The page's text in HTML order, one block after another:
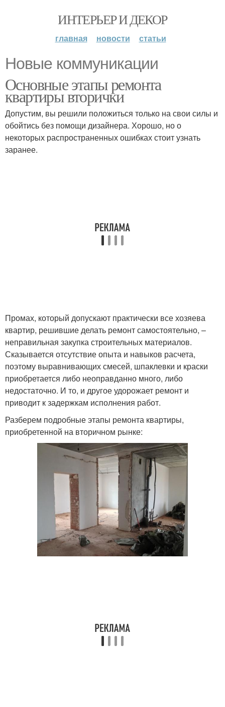
ИНТЕРЬЕР И ДЕКОР
главная новости статьи
Новые коммуникации
Основные этапы ремонта
квартиры вторички
Допустим, вы решили положиться только на свои силы и
обойтись без помощи дизайнера. Хорошо, но о
некоторых распространенных ошибках стоит узнать
заранее.
Промах, который допускают практически все хозяева
квартир, решившие делать ремонт самостоятельно, –
неправильная закупка строительных материалов.
Сказывается отсутствие опыта и навыков расчета,
поэтому выравнивающих смесей, шпаклевки и краски
приобретается либо неоправданно много, либо
недостаточно. И то, и другое удорожает ремонт и
приводит к задержкам исполнения работ.
Разберем подробные этапы ремонта квартиры,
приобретенной на вторичном рынке: